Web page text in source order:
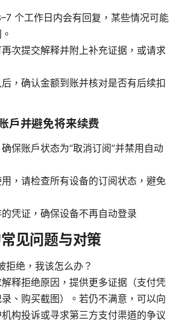
个工作日内会有回复，某些情况可能
次提交解释并附上补充证据，或请求
，确认金额到账并核对是否有后续扣
户并避免将来续费
保账户状态为“取消订阅”并禁用自动
，请检查所有设备的订阅状态，避免
凭证，确保设备不再自动登录
见问题与对策
拒绝，我该怎么办？
释拒绝原因，提供更多证据（支付凭
、购买截图）。若仍不满意，可以向
构投诉或寻求第三方支付渠道的争议